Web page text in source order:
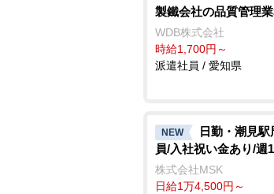
製鐵会社の品質管理
WDB株式会社
時給1,700円～
派遣社員 / 愛知県
NEW
日勤・潮見
員/入社祝い金あり/週
株式会社MSK
日給1万4,500円～